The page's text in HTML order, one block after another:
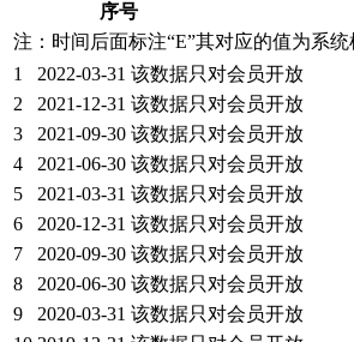
序号
注：时间后面标注“E”其对应的值为系
1
2022-03-31 该数据只对会员开放
2
2021-12-31 该数据只对会员开放
3
2021-09-30 该数据只对会员开放
4
2021-06-30 该数据只对会员开放
5
2021-03-31 该数据只对会员开放
6
2020-12-31 该数据只对会员开放
7
2020-09-30 该数据只对会员开放
8
2020-06-30 该数据只对会员开放
9
2020-03-31 该数据只对会员开放